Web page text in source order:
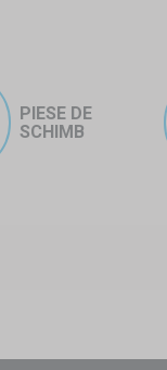
PIESE DE
SCHIMB